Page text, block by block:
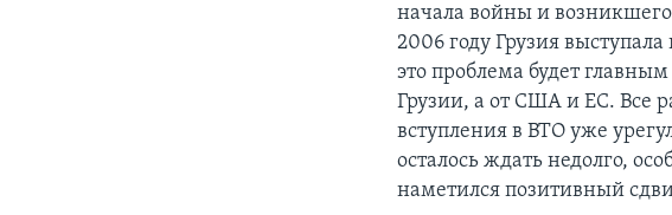
начала войны и
2006 году Грузия
это проблема будет
Грузии, а от США и ЕС. Все
вступления в ВТО уже
осталось ждать недолго,
наметился позитивный